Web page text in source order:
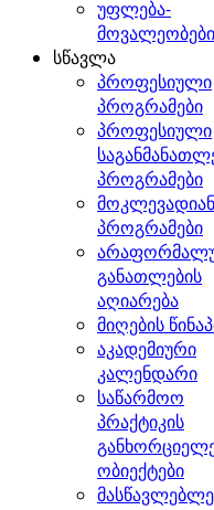
უფლება-
მოვალეობები
სწავლა
პროფესიული
პროგრამები
პროფესიული
პროგრამები
პროგრამები
განათლების
აღიარება
მიღების
აკადემიური
კალენდარი
საწარმოო
პრაქტიკის
ობიექტები